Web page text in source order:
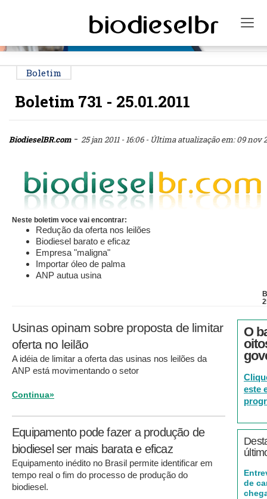
Boletim
Boletim 731 - 25.01.2011
BiodieselBR.com- 25 jan 2011 - 16:06 - Última atualização em: 09 nov
Neste boletim voce vai encontrar:
Redução da oferta nos leilões
Biodiesel barato e eficaz
Empresa "maligna"
Importar óleo de palma
ANP autua usina
Usinas opinam sobre proposta de limitar
oferta no leilão
A idéia de limitar a oferta das usinas nos leilões da
ANP está movimentando o setor
Continua»
Equipamento pode fazer a produção de
biodiesel ser mais barata e eficaz
Equipamento inédito no Brasil permite identificar em
tempo real o fim do processo de produção do
biodiesel.
O
este
de